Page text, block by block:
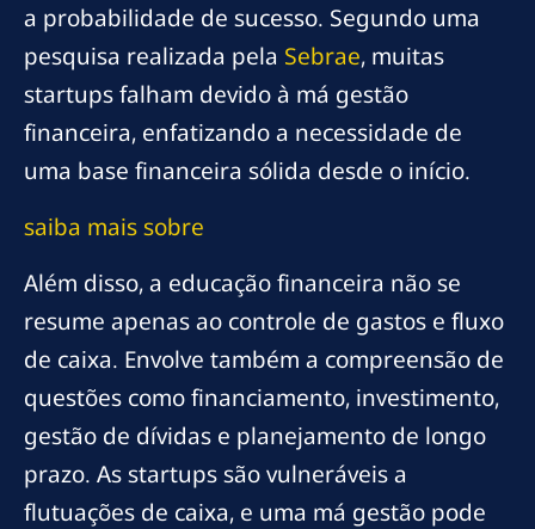
a probabilidade de sucesso. Segundo uma
pesquisa realizada pela Sebrae, muitas
startups falham devido à má gestão
financeira, enfatizando a necessidade de
uma base financeira sólida desde o início.
saiba mais sobre
Além disso, a educação financeira não se
resume apenas ao controle de gastos e fluxo
de caixa. Envolve também a compreensão de
questões como financiamento, investimento,
gestão de dívidas e planejamento de longo
prazo. As startups são vulneráveis a
flutuações de caixa, e uma má gestão pode